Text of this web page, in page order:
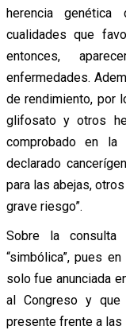
herencia
cualidades que
entonces,
enfermedades.
de rendimiento, por
glifosato y otros
comprobado en
declarado
para las abejas,
grave riesgo”.
Sobre la
“simbólica”, pues
solo fue anunciada
al Congreso y que
presente frente a las